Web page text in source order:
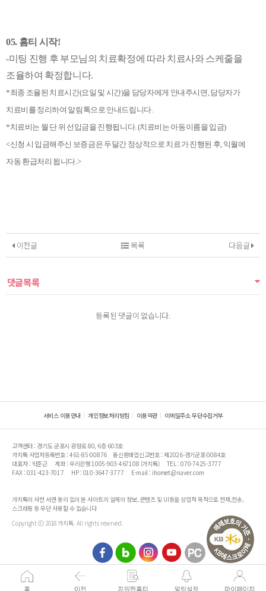
05. 홈티 시작!
-미팅 진행 후 부모님의 치료확정에 따라 치료사와 스케줄을
조율하여 확정합니다.
*최종 조율된 치료시간(요일 및 시간)을 담당자에게 안내주시면, 담당자가
치료비를 정리하여 알림톡으로 안내드립니다.
*치료비는 월 단 위 선입금을 진행됩니다. (치료비는 아동이름을 입금)
<신청 시 입금해주신 보증금은 두달간 정상적으로 치료가 진행된 후, 익월에
자동 환급처리 됩니다.>
이전글 다음글
목록
댓글목록
등록된 댓글이 없습니다.
서비스 이용안내 개인정보처리방침 이용약관 이메일주소 무단수집거부
고객센터 : 경기도 군포시 광정로 80, 6층 603호
가치톡 사업자등록번호 : 461-85-00876
통신판매업신고번호 : 제2026-경기군포-0084호
대표자 : 박준근
계좌 : 우리은행 1005-903-467108 (가치톡)
TEL : 070-7425-3777
FAX : 031-423-7017
HP : 010-3647-3777 E-mail : ihomet@naver.com
가치톡의 사전 서면 동의 없이 본 사이트의 일체의 정보, 콘텐츠 및 UI등을 상업적 목적으로 전재,전송,
스크래핑 등 무단 사용할 수 없습니다
Copyright ⓒ 2018 가치톡. All rights reserved.